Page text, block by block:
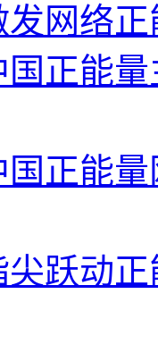
发网络
国正能
国正能
尖跃动